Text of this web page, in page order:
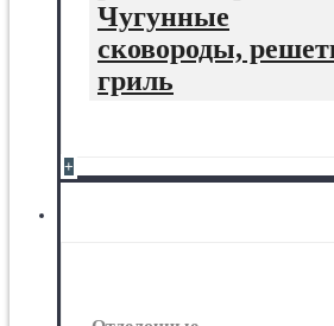
Чугунные
сковороды,
гриль
+